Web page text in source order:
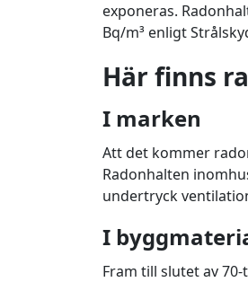
exponeras.
Bq/m³ enligt
Här finns
I marken
Att det kommer
Radonhalten
undertryck
I
Fram till slutet av